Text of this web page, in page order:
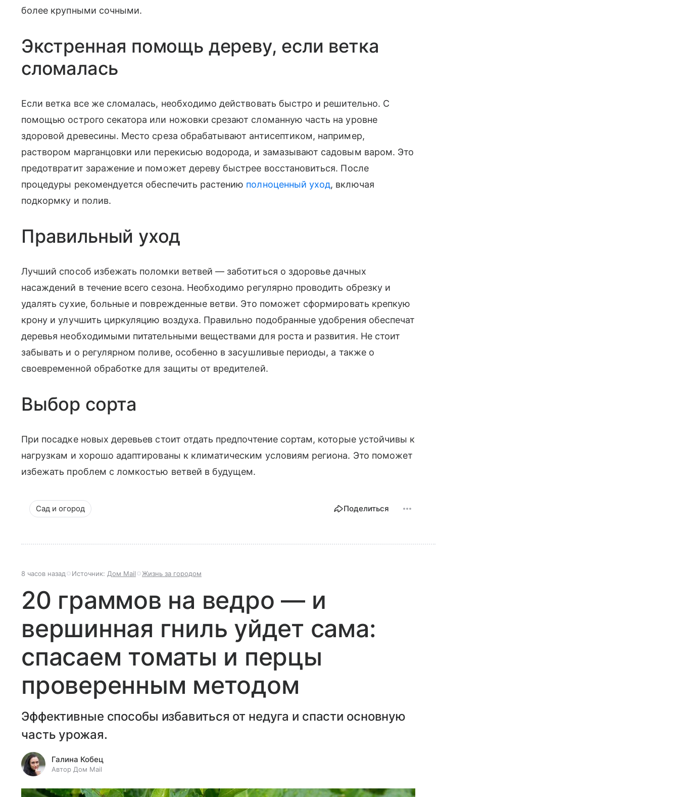
более крупными сочными.
Экстренная помощь дереву, если ветка
сломалась
Если ветка все же сломалась, необходимо действовать быстро и решительно. С
помощью острого секатора или ножовки срезают сломанную часть на уровне
здоровой древесины. Место среза обрабатывают антисептиком, например,
раствором марганцовки или перекисью водорода, и замазывают садовым варом. Это
предотвратит заражение и поможет дереву быстрее восстановиться. После
процедуры рекомендуется обеспечить растению полноценный уход, включая
подкормку и полив.
Правильный уход
Лучший способ избежать поломки ветвей — заботиться о здоровье дачных
насаждений в течение всего сезона. Необходимо регулярно проводить обрезку и
удалять сухие, больные и поврежденные ветви. Это поможет сформировать крепкую
крону и улучшить циркуляцию воздуха. Правильно подобранные удобрения обеспечат
деревья необходимыми питательными веществами для роста и развития. Не стоит
забывать и о регулярном поливе, особенно в засушливые периоды, а также о
своевременной обработке для защиты от вредителей.
Выбор сорта
При посадке новых деревьев стоит отдать предпочтение сортам, которые устойчивы к
нагрузкам и хорошо адаптированы к климатическим условиям региона. Это поможет
избежать проблем с ломкостью ветвей в будущем.
Сад и огород Поделиться
8 часов назад Источник: Дом Mail Жизнь за городом
20 граммов на ведро — и
вершинная гниль уйдет сама:
спасаем томаты и перцы
проверенным методом
Эффективные способы избавиться от недуга и спасти основную
часть урожая.
Галина Кобец
Автор Дом Mail